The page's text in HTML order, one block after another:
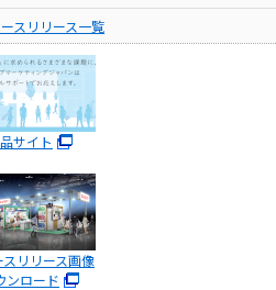
スリリース一覧
サイト
スリリース画像
ンロード